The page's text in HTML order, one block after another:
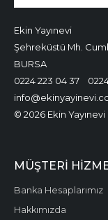
Ekin Yayınevi
Şehreküstü Mh.
BURSA
0224 223 04 37
© 2026 Ekin Yayınevi
MÜŞTERI
Banka Hesaplarımız
Hakkımızda